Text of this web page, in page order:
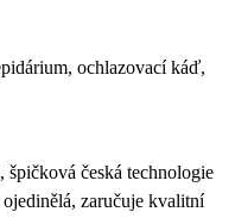
ochlazovací káď,
česká technologie
zaručuje kvalitní